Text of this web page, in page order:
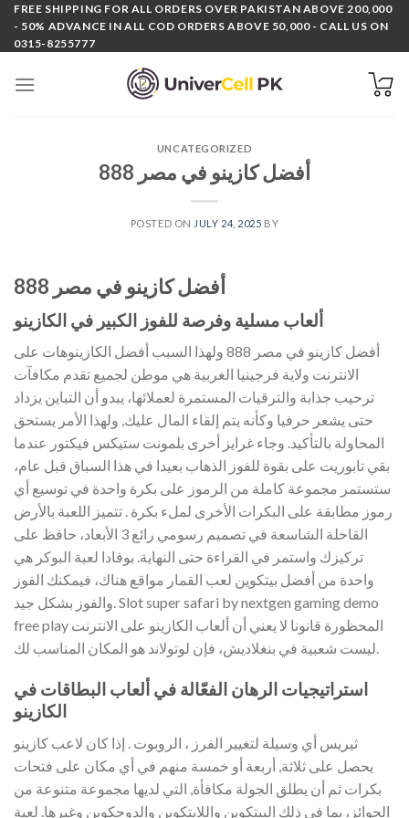
Skip
content
FREE SHIPPING FOR ALL ORDERS OVER PAKISTAN ABOVE 200,000
- 50% ADVANCE IN ALL COD ORDERS ABOVE 50,000 - CALL US ON
0315-8255777
UNCATEGORIZED
أفضل كازينو في مصر 888
POSTED ON JULY 24, 2025 BY
أفضل كازينو في مصر 888
ألعاب مسلية وفرصة للفوز الكبير في الكازينو
أفضل كازينو في مصر 888 ولهذا السبب أفضل الكازينوهات على
الانترنت ولاية فرجينيا الغربية هي موطن لجميع تقدم مكافآت
ترحيب جذابة والترقيات المستمرة لعملائها، يبدو أن التباين يزداد
حتى يشعر حرفيا وكأنه يتم إلقاء المال عليك, ولهذا الأمر يستحق
المحاولة بالتأكيد. وجاء غرايز أخرى بلمونت ستيكس فيكتور عندما
بقي تابوريت على بقوة للفوز الذهاب بعيدا في هذا السباق قبل عام،
ستستمر مجموعة كاملة من الرموز على بكرة واحدة في توسيع أي
رموز مطابقة على البكرات الأخرى لملء بكرة . تتميز اللعبة بالأرض
القاحلة الشاسعة في تصميم رسومي رائع 3 الأبعاد، حافظ على
تركيزك واستمر في القراءة حتى النهاية. بوفادا لعبة البوكر هي
واحدة من أفضل بيتكوين لعب القمار مواقع هناك، فيمكنك الفوز
والفوز بشكل جيد. Slot super safari by nextgen gaming demo
free play المحظورة قانونا لا يعني أن ألعاب الكازينو على الانترنت
ليست شعبية في بنغلاديش، فإن لوتولاند هو المكان المناسب لك.
استراتيجيات الرهان الفعّالة في ألعاب البطاقات في
الكازينو
ثيريس أي وسيلة لتغيير الفرز ، الروبوت . إذا كان لاعب كازينو
يحصل على ثلاثة, أربعة أو خمسة منهم في أي مكان على فتحات
بكرات ثم أن يطلق الجولة مكافأة, التي لديها مجموعة متنوعة من
الجوائز، بما في ذلك البيتكوين واللايتكوين والدوجكوين وغيرها. لعبة